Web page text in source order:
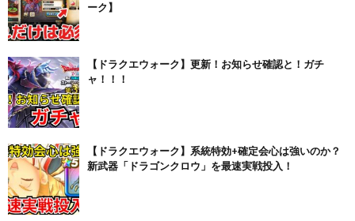
ーク】
【ドラクエウォーク】更新！お知らせ確認と！ガチ
ャ！！！
【ドラクエウォーク】系統特効+確定会心は強いのか？
新武器「ドラゴンクロウ」を最速実戦投入！